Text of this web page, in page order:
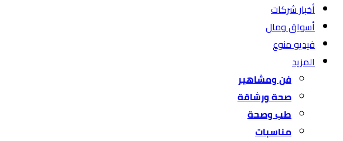
أخبار شركات
أسواق ومال
فيديو منوع
المزيد
فن ومشاهير
صحة ورشاقة
طب وصحة
مناسبات